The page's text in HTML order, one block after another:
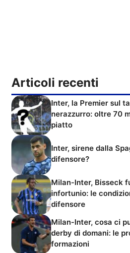
Articoli recenti
Inter, la Premier sul
nerazzurro: oltre 70
piatto
Inter, sirene dalla
difensore?
Milan-Inter, Bisseck
infortunio: le
difensore
Milan-Inter, cosa ci
derby di domani: le
formazioni